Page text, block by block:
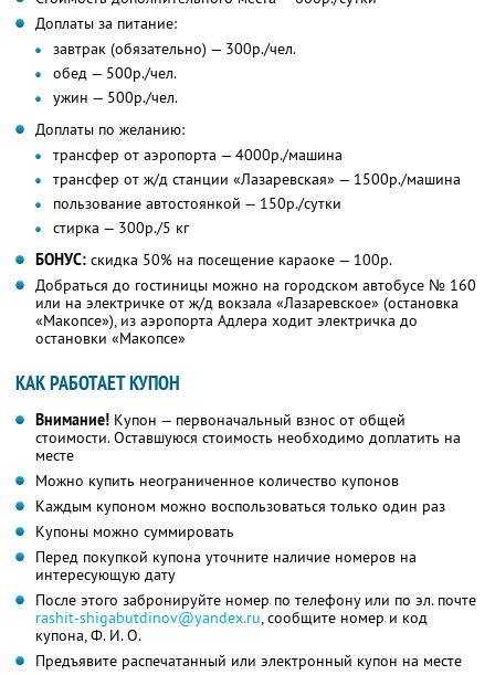
Доплаты за питание:
завтрак (обязательно) — 300р./чел.
обед — 500р./чел.
ужин — 500р./чел.
Доплаты по желанию:
трансфер от аэропорта — 4000р./машина
трансфер от ж/д станции «Лазаревская» — 1500р./машина
пользование автостоянкой — 150р./сутки
стирка — 300р./5 кг
БОНУС: скидка 50% на посещение караоке — 100р.
Добраться до гостиницы можно на городском автобусе № 160
или на электричке от ж/д вокзала «Лазаревское» (остановка
«Макопсе»), из аэропорта Адлера ходит электричка до
остановки «Макопсе»
КАК РАБОТАЕТ КУПОН
Внимание! Купон — первоначальный взнос от общей
стоимости. Оставшуюся стоимость необходимо доплатить на
месте
Можно купить неограниченное количество купонов
Каждым купоном можно воспользоваться только один раз
Купоны можно суммировать
Перед покупкой купона уточните наличие номеров на
интересующую дату
После этого забронируйте номер по телефону или по эл. почте
rashit-shigabutdinov@yandex.ru, сообщите номер и код
купона, Ф. И. О.
Предъявите распечатанный или электронный купон на месте